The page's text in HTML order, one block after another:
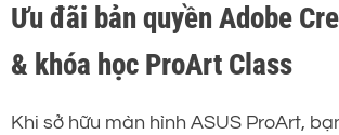
Ưu đãi bản quyền Adobe
& khóa học ProArt Class
Khi sở hữu màn hình ASUS ProArt,